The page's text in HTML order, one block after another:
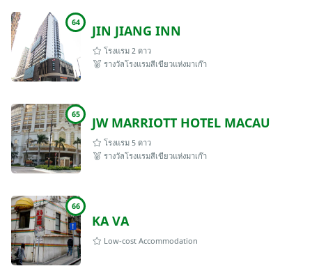
64 JIN JIANG INN
โรงแรม 2 ดาว
รางวัลโรงแรมสีเขียวแห่งมาเก๊า
65 JW MARRIOTT HOTEL MACAU
โรงแรม 5 ดาว
รางวัลโรงแรมสีเขียวแห่งมาเก๊า
66
KA VA
Low-cost Accommodation